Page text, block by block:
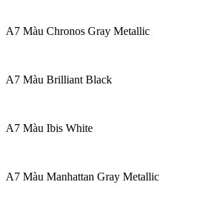
A7 Màu Chronos Gray Metallic
A7 Màu Brilliant Black
A7 Màu Ibis White
A7 Màu Manhattan Gray Metallic